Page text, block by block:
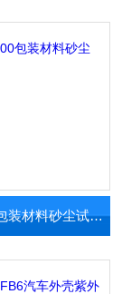
AP-SC-800包装材料砂尘试验箱